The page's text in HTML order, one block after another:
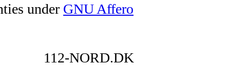
under GNU Affero
112-NORD.DK